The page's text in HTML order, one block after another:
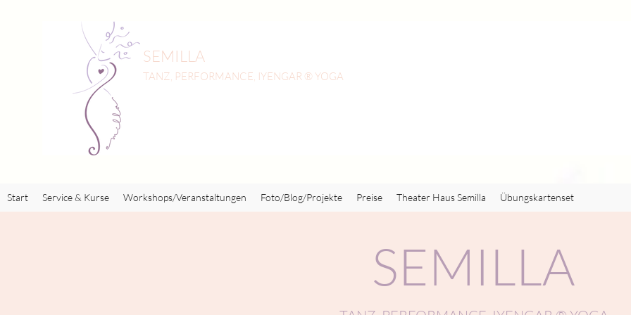
SEMILLA
TANZ, PERFORMANCE, IYENGAR ® YOGA
Start Service & Kurse Workshops/Veranstaltungen Foto/Blog/Projekte Preise Theater Haus Semilla Übungskartenset
SEMILLA